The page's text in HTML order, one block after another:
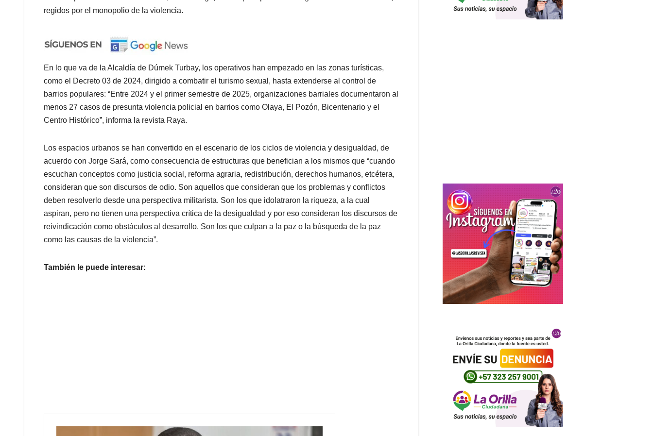
regidos por el monopolio de la violencia.
En lo que va de la Alcaldía de Dúmek Turbay, los operativos han empezado en las zonas turísticas,
como el Decreto 03 de 2024, dirigido a combatir el turismo sexual, hasta extenderse al control de
barrios populares: “Entre 2024 y el primer semestre de 2025, organizaciones barriales documentaron al
menos 27 casos de presunta violencia policial en barrios como Olaya, El Pozón, Bicentenario y el
Centro Histórico”, informa la revista Raya.
Los espacios urbanos se han convertido en el escenario de los ciclos de violencia y desigualdad, de
acuerdo con Jorge Sará, como consecuencia de estructuras que benefician a los mismos que “cuando
escuchan conceptos como justicia social, reforma agraria, redistribución, derechos humanos, etcétera,
consideran que son discursos de odio. Son aquellos que consideran que los problemas y conflictos
deben resolverlo desde una perspectiva militarista. Son los que idolatraron la riqueza, a la cual
aspiran, pero no tienen una perspectiva crítica de la desigualdad y por eso consideran los discursos de
reivindicación como obstáculos al desarrollo. Son los que culpan a la paz o la búsqueda de la paz
como las causas de la violencia”.
También le puede interesar: